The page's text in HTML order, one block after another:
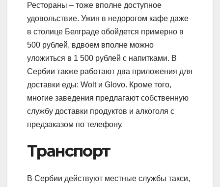
Рестораны – тоже вполне доступное
удовольствие. Ужин в недорогом кафе даже
в столице Белграде обойдется примерно в
500 рублей, вдвоем вполне можно
уложиться в 1 500 рублей с напитками. В
Сербии также работают два приложения для
доставки еды: Wolt и Glovo. Кроме того,
многие заведения предлагают собственную
службу доставки продуктов и алкоголя с
предзаказом по телефону.
Транспорт
В Сербии действуют местные службы такси,